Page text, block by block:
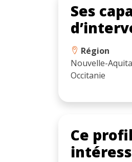
Ses
Région
Nouvelle-
Occitanie
Ce